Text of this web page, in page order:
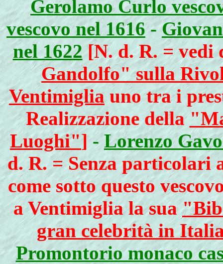
Gerolamo Curlo
vescovo nel 1616-
nel 1622 [N. d. R. =
Gandolfo" sulla
Ventimigliauno tra i
Realizzazione della
Luoghi"]-Lorenzo
d. R. = Senza particolari
come sotto questo
a Ventimiglia la sua
gran celebrità in
Promontorio monaco